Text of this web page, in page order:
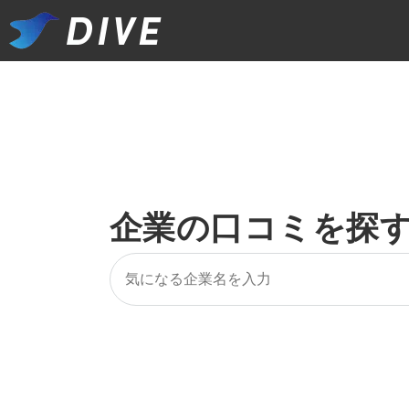
企業の口コミを探